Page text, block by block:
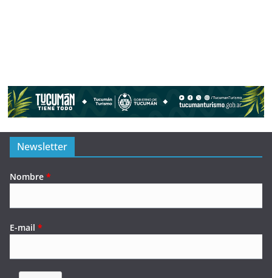
Newsletter
Nombre *
E-mail *